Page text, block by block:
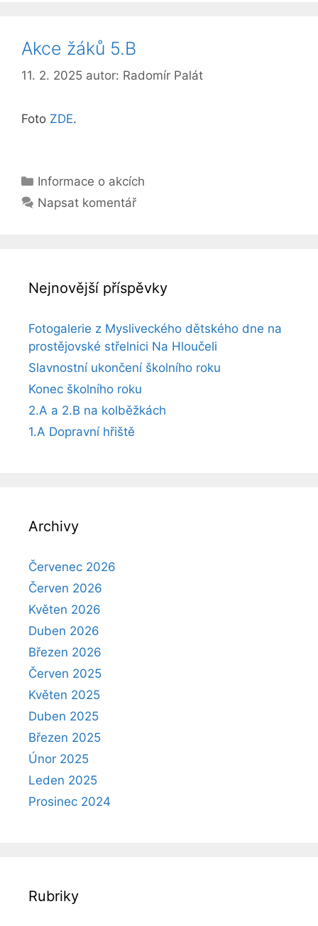
Akce žáků 5.B
11. 2. 2025 autor: Radomír Palát
Foto ZDE.
Rubriky
Informace o akcích
Napsat komentář
Nejnovější příspěvky
Fotogalerie z Mysliveckého dětského dne na
prostějovské střelnici Na Hloučeli
Slavnostní ukončení školního roku
Konec školního roku
2.A a 2.B na kolběžkách
1.A Dopravní hřiště
Archivy
Červenec 2026
Červen 2026
Květen 2026
Duben 2026
Březen 2026
Červen 2025
Květen 2025
Duben 2025
Březen 2025
Únor 2025
Leden 2025
Prosinec 2024
Rubriky